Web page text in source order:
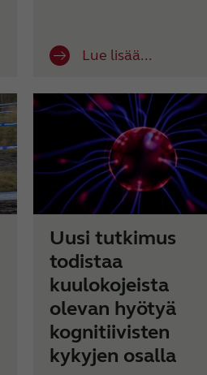
Lue lisää...
Uusi tutkimus
todistaa
kuulokojeista
olevan hyötyä
kognitiivisten
kykyjen osalla